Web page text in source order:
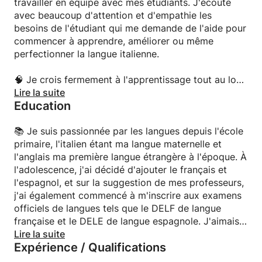
travailler en équipe avec mes étudiants. J'écoute
avec beaucoup d'attention et d'empathie les
besoins de l'étudiant qui me demande de l'aide pour
commencer à apprendre, améliorer ou même
perfectionner la langue italienne.
🧠 Je crois fermement à l'apprentissage tout au long
de la vie et je travaille avec des adolescents, des
adultes et des personnes âgées, car je ne pense pas
💡La curiosité est un trait de caractère que
j'apprécie beaucoup, car je crois qu'elle est un peu
comme un trampoline qui nous permet de voler plus
haut dans la culture et l'apprentissage.
😊J'aime créer une bonne atmosphère dans la salle
de classe, où l'on parle sincèrement de ses
difficultés d'apprentissage et où l'on se fait
mutuellement confiance, ce qui nous permet
Lire la suite
Education
📚 Je suis passionnée par les langues depuis l'école
primaire, l'italien étant ma langue maternelle et
l'anglais ma première langue étrangère à l'époque. À
l'adolescence, j'ai décidé d'ajouter le français et
l'espagnol, et sur la suggestion de mes professeurs,
j'ai également commencé à m'inscrire aux examens
officiels de langues tels que le DELF de langue
française et le DELE de langue espagnole. J'aimais
aussi la littérature et ma passion pour les langues et
la littérature m'a amenée à m'inscrire à la faculté de
Lire la suite
Expérience / Qualifications